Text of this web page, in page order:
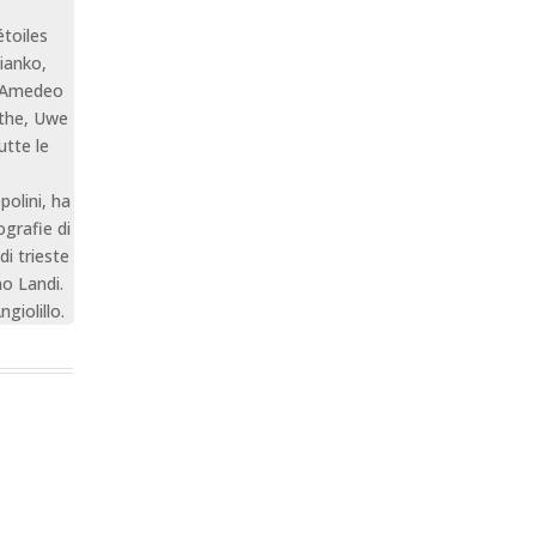
Uwe
le
ha
di
trieste
Landi.